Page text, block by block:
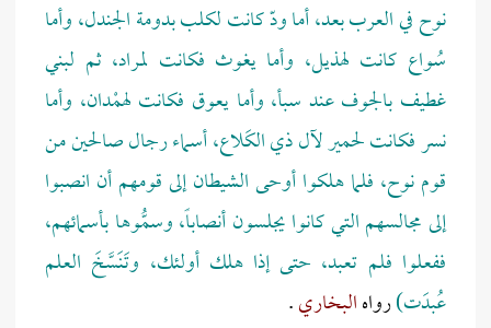
نوح في العرب بعد، أما ودّ كانت لكلب بدومة الجندل، وأما
سُواع كانت لهذيل، وأما يغوث فكانت لمراد، ثم لبني
غطيف بالجوف عند سبأ، وأما يعوق فكانت لهمْدان، وأما
نسر فكانت لحمير لآل ذي الكَلاع، أسماء رجال صالحين من
قوم نوح، فلما هلكوا أوحى الشيطان إلى قومهم أن انصبوا
إلى مجالسهم التي كانوا يجلسون أنصاباً، وسمُّوها بأسمائهم،
ففعلوا فلم تعبد، حتى إذا هلك أولئك، وتَنَسَّخَ العلم
عُبدَت)رواهالبخاري.